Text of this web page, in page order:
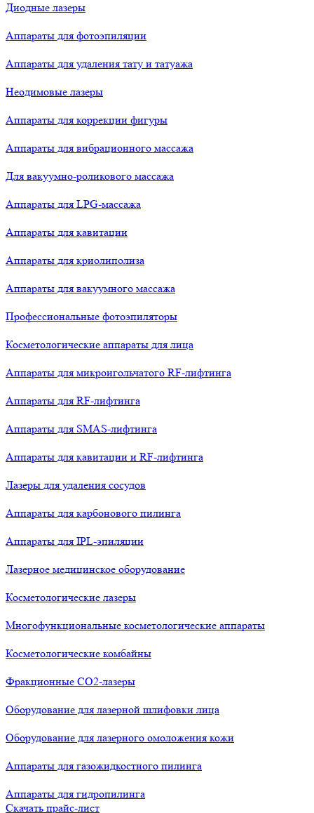
Диодные лазеры
Аппараты для фотоэпиляции
Аппараты для удаления тату и татуажа
Неодимовые лазеры
Аппараты для коррекции фигуры
Аппараты для вибрационного массажа
Для вакуумно-роликового массажа
Аппараты для LPG-массажа
Аппараты для кавитации
Аппараты для криолиполиза
Аппараты для вакуумного массажа
Профессиональные фотоэпиляторы
Косметологические аппараты для лица
Аппараты для микроигольчатого RF-лифтинга
Аппараты для RF-лифтинга
Аппараты для SMAS-лифтинга
Аппараты для кавитации и RF-лифтинга
Лазеры для удаления сосудов
Аппараты для карбонового пилинга
Аппараты для IPL-эпиляции
Лазерное медицинское оборудование
Косметологические лазеры
Многофункциональные косметологические аппараты
Косметологические комбайны
Фракционные СО2-лазеры
Оборудование для лазерной шлифовки лица
Оборудование для лазерного омоложения кожи
Аппараты для газожидкостного пилинга
Аппараты для гидропилинга
Скачать прайс-лист